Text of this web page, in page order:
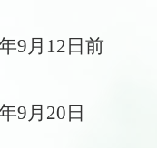
9 月 12 日前
9 月 20 日